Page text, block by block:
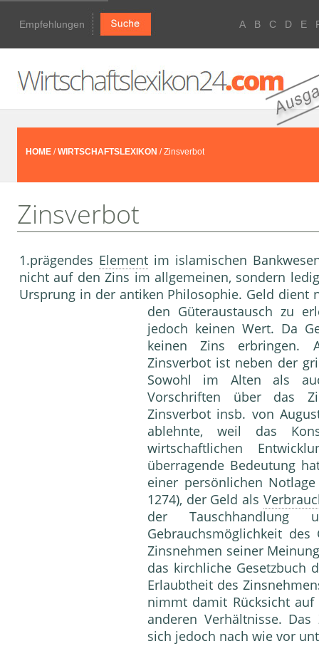
Empfehlungen A B C D E
HOME /WIRTSCHAFTSLEXIKON / Zinsverbot
Zinsverbot
1.prägendes Element im islamischen
nicht auf den Zins im allgemeinen, sondern
Ursprung in der antiken Philosophie. Geld dient
den Güteraustausch zu
jedoch keinen Wert. Da
keinen Zins erbringen.
Zinsverbot ist neben der
Sowohl im Alten als
Vorschriften über das
Zinsverbot insb. von
ablehnte, weil das
wirtschaftlichen
überragende Bedeutung
einer persönlichen
1274), der Geld als
der
Gebrauchsmöglichkeit
Zinsnehmen seiner
das kirchliche Gesetzbuch
Erlaubtheit des
nimmt damit Rücksicht
anderen Verhältnisse.
sich jedoch nach wie vor